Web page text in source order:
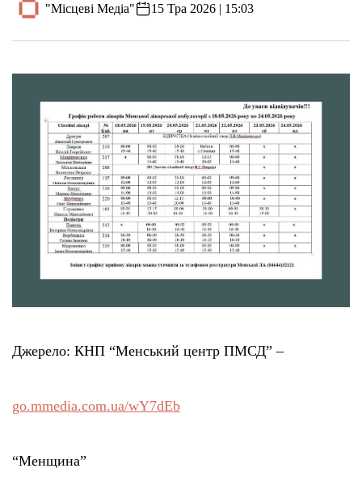
"Місцеві Медіа" 15 Тра 2026 | 15:03
Джерело: КНП “Менський центр ПМСД” –
go.mmedia.com.ua/wY7dEb
“Менщина”